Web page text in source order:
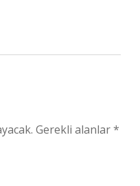
Gerekli alanlar*